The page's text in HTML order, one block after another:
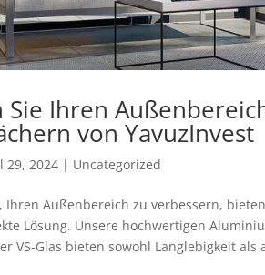
Sie Ihren
von YavuzInvest
29, 2024 | Uncategorized
Ihren Außenbereich zu verbessern,
Lösung. Unsere hochwertigen
VS-Glas bieten sowohl Langlebigkeit als